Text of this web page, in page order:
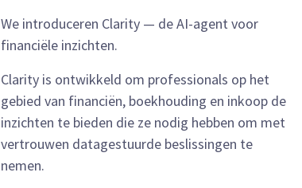
We introduceren Clarity — de AI-agent voor
financiële inzichten.
Clarity is ontwikkeld om professionals op het
gebied van financiën, boekhouding en inkoop de
inzichten te bieden die ze nodig hebben om met
vertrouwen datagestuurde beslissingen te
nemen.